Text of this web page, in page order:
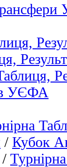
УЄФА
/ Кубок
/